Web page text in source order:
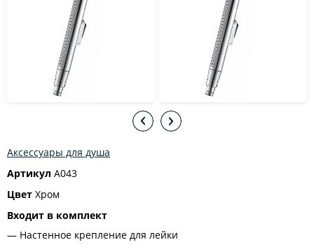
Аксессуары для душа
Артикул A043
Цвет Хром
Входит в комплект
Настенное крепление для лейки